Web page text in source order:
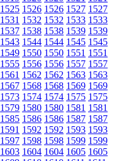
1525 1526 1526 1527 1527
1531 1532 1532 1533 1533
1537 1538 1538 1539 1539
1543 1544 1544 1545 1545
1549 1550 1550 1551 1551
1555 1556 1556 1557 1557
1561 1562 1562 1563 1563
1567 1568 1568 1569 1569
1573 1574 1574 1575 1575
1579 1580 1580 1581 1581
1585 1586 1586 1587 1587
1591 1592 1592 1593 1593
1597 1598 1598 1599 1599
1603 1604 1604 1605 1605